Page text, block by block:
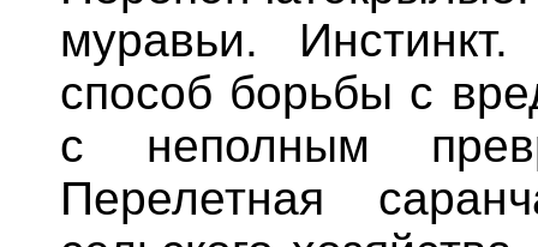
муравьи. Инстинкт.
способ борьбы с
с неполным
Перелетная